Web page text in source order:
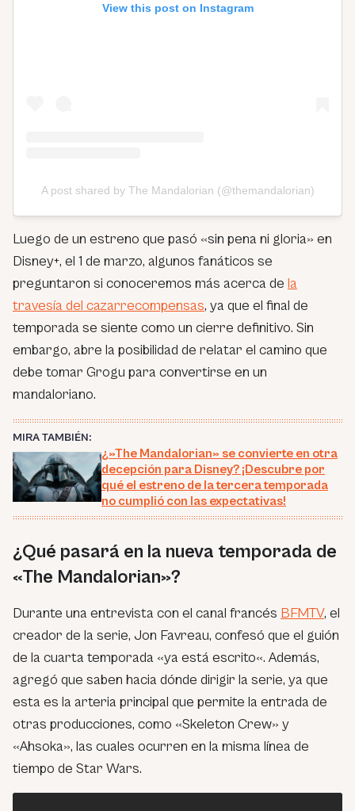
View this post on Instagram
A post shared by The Mandalorian (@themandalorian)
Luego de un estreno que pasó «sin pena ni gloria» en
Disney+, el 1 de marzo, algunos fanáticos se
preguntaron si conoceremos más acerca de la
travesía del cazarrecompensas, ya que el final de
temporada se siente como un cierre definitivo. Sin
embargo, abre la posibilidad de relatar el camino que
debe tomar Grogu para convertirse en un
mandaloriano.
MIRA TAMBIÉN:
¿»The Mandalorian» se convierte en otra
decepción para Disney? ¡Descubre por
qué el estreno de la tercera temporada
no cumplió con las expectativas!
¿Qué pasará en la nueva temporada de
«The Mandalorian»?
Durante una entrevista con el canal francés BFMTV, el
creador de la serie, Jon Favreau, confesó que el guión
de la cuarta temporada «ya está escrito«. Además,
agregó que saben hacia dónde dirigir la serie, ya que
esta es la arteria principal que permite la entrada de
otras producciones, como «Skeleton Crew» y
«Ahsoka», las cuales ocurren en la misma línea de
tiempo de Star Wars.